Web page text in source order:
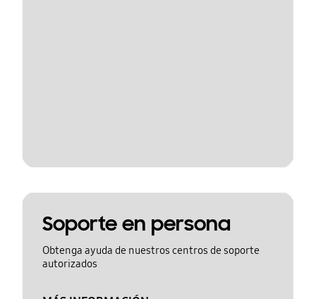
Soporte en persona
Obtenga ayuda de nuestros centros de soporte
autorizados